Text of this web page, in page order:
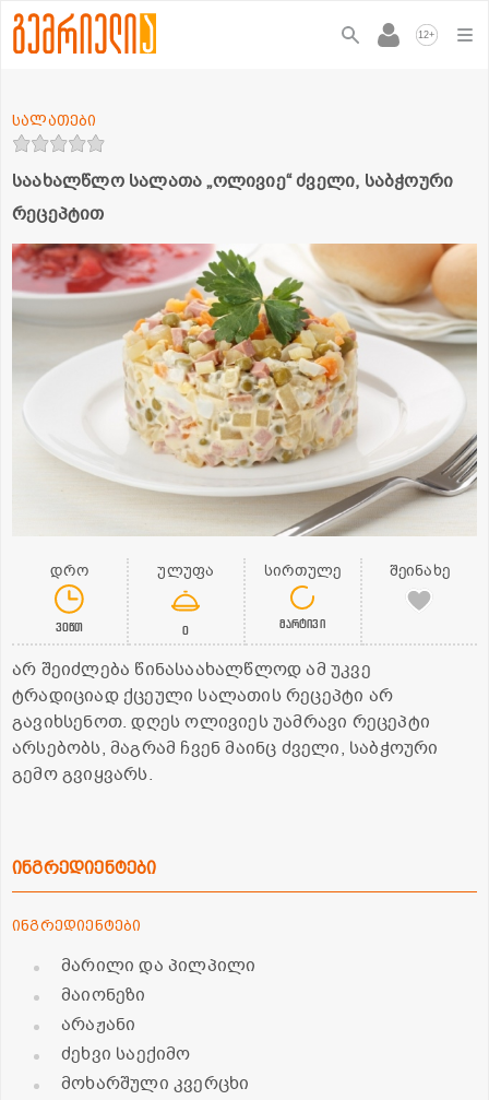
12+
საახალწლო სალათა „ოლივიე“ ძველი, საბჭოური
რეცეპტით
სალათები
დრო
30წთ
ულუფა
0
სირთულე
მარტივი
შეინახე
არ შეიძლება წინასაახალწლოდ ამ უკვე
ტრადიციად ქცეული სალათის რეცეპტი არ
გავიხსენოთ. დღეს ოლივიეს უამრავი რეცეპტი
არსებობს, მაგრამ ჩვენ მაინც ძველი, საბჭოური
გემო გვიყვარს.
ინგრედიენტები
ინგრედიენტები
მარილი და პილპილი
მაიონეზი
არაჟანი
ძეხვი საექიმო
მოხარშული კვერცხი